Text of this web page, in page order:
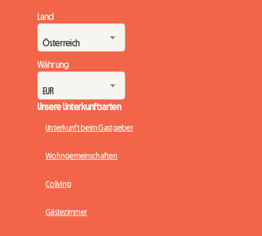
Land
Währung
Unsere Unterkunftsarten
Unterkunft beim Gastgeber
Wohngemeinschaften
Coliving
Gästezimmer